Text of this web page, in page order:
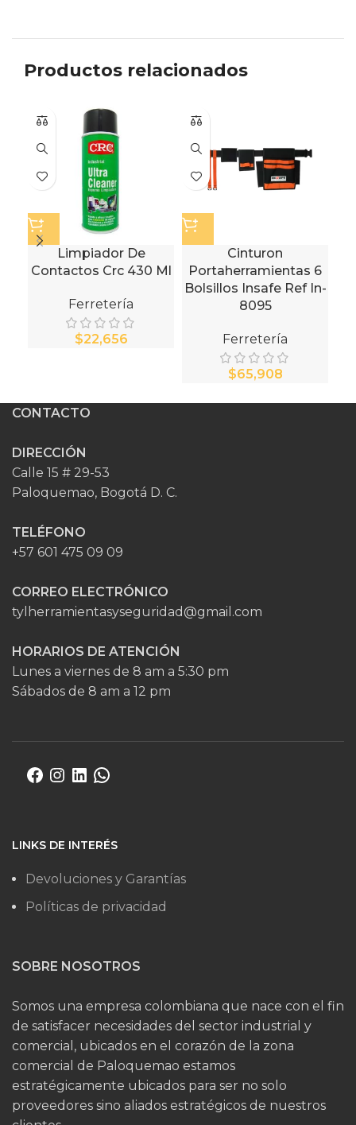
Productos relacionados
Limpiador De
Contactos Crc 430 Ml
Ferretería
$
Cinturon
Portaherramientas 6
Bolsillos Insafe Ref In-
8095
Ferretería
$
CONTACTO
DIRECCIÓN
Calle 15 # 29-53
Paloquemao, Bogotá D. C.
TELÉFONO
+57 601 475 09 09
CORREO ELECTRÓNICO
tylherramientasyseguridad@gmail.com
HORARIOS DE ATENCIÓN
Lunes a viernes de 8 am a 5:30 pm
Sábados de 8 am a 12 pm
LINKS DE INTERÉS
Devoluciones y Garantías
Políticas de privacidad
SOBRE NOSOTROS
Somos una empresa colombiana que nace con el fin
de satisfacer necesidades del sector industrial y
comercial, ubicados en el corazón de la zona
comercial de Paloquemao estamos
estratégicamente ubicados para ser no solo
proveedores sino aliados estratégicos de nuestros